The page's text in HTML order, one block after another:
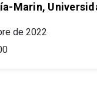
Marin,
de 2022